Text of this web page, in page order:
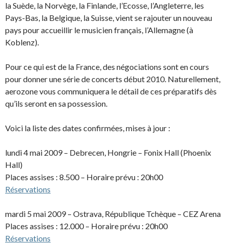
la Suède, la Norvège, la Finlande, l’Ecosse, l’Angleterre, les
Pays-Bas, la Belgique, la Suisse, vient se rajouter un nouveau
pays pour accueillir le musicien français, l’Allemagne (à
Koblenz).
Pour ce qui est de la France, des négociations sont en cours
pour donner une série de concerts début 2010. Naturellement,
aerozone vous communiquera le détail de ces préparatifs dès
qu’ils seront en sa possession.
Voici la liste des dates confirmées, mises à jour :
lundi 4 mai 2009 – Debrecen, Hongrie – Fonix Hall (Phoenix
Hall)
Places assises : 8.500 – Horaire prévu : 20h00
Réservations
mardi 5 mai 2009 – Ostrava, République Tchèque – CEZ Arena
Places assises : 12.000 – Horaire prévu : 20h00
Réservations